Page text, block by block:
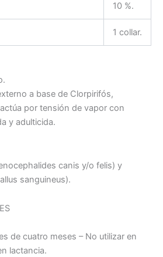
10 %.
1 collar.
a base de Clorpirifós,
por tensión de vapor con
y adulticida.
canis y/o felis) y
sanguineus).
de cuatro meses – No utilizar en
lactancia.